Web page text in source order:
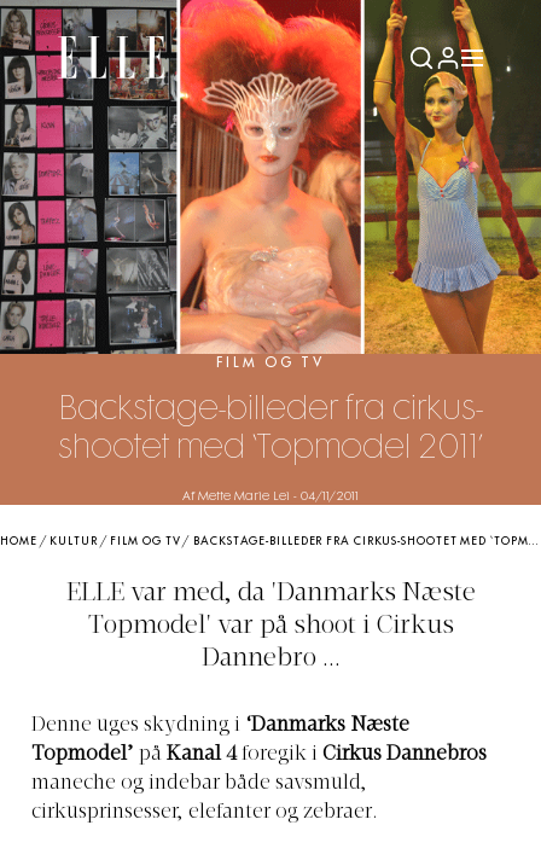
FILM OG TV
Backstage-billeder fra cirkus-
shootet med ‘Topmodel 2011’
Af Mette Marie Lei - 04/11/2011
HOME / KULTUR/ FILM OG TV / BACKSTAGE-BILLEDER FRA CIRKUS-SHOOTET MED ‘TOPMODEL 2011’
ELLE var med, da 'Danmarks Næste
Topmodel' var på shoot i Cirkus
Dannebro ...
Denne uges skydning i ‘Danmarks Næste
Topmodel’ på Kanal 4foregik i Cirkus Dannebros
maneche og indebar både savsmuld,
cirkusprinsesser, elefanter og zebraer.